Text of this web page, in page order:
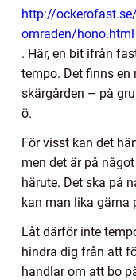
http://
omraden/hono.html
. Här, en bit ifrån
tempo. Det finns
skärgården – på
ö.
För visst kan det
men det är på
härute. Det ska på
kan man lika gärna
Låt därför inte
hindra dig från att
handlar om att bo